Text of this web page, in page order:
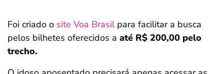
Foi criado o site Voa Brasil para facilitar a busca
pelos bilhetes oferecidos a até R$ 200,00 pelo
trecho.